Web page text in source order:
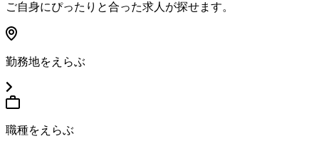
ご自身にぴったりと合った求人が探せます。
勤務地をえらぶ
職種をえらぶ